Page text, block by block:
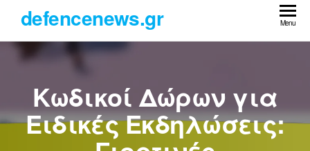
the
content
defencenews.gr Menu
Κωδικοί Δώρων για
Ειδικές Εκδηλώσεις: